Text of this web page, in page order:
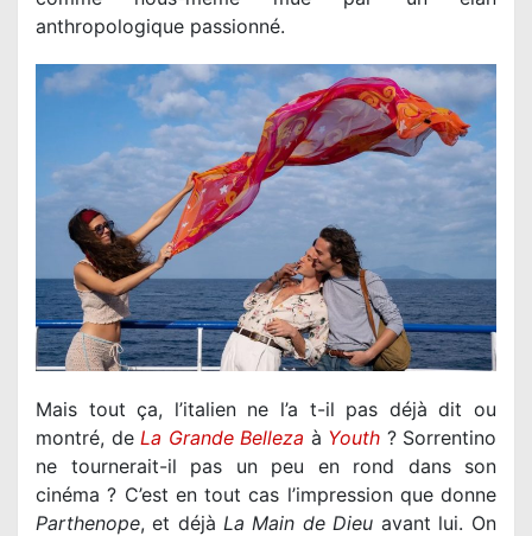
anthropologique passionné.
Mais tout ça, l’italien ne l’a t-il pas déjà dit ou
montré, de La Grande Belleza à Youth ? Sorrentino
ne tournerait-il pas un peu en rond dans son
Parthenope, et déjà La Main de Dieu avant lui. On